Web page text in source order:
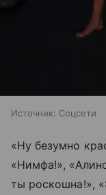
Источник: Соцсети
«Ну безумно
«Нимфа!»,
ты роскошна!»,